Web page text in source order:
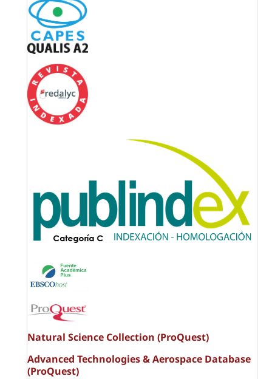
Natural Science Collection (ProQuest)
Advanced Technologies & Aerospace Database
(ProQuest)